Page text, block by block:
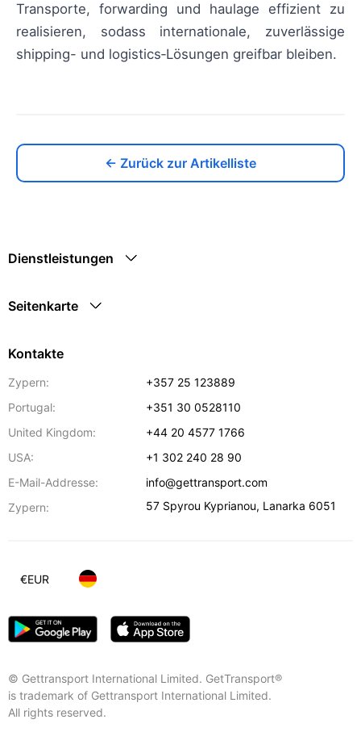
Transporte, forwarding und haulage effizient zu
realisieren, sodass internationale, zuverlässige
shipping- und logistics‑Lösungen greifbar bleiben.
← Zurück zur Artikelliste
Dienstleistungen
Seitenkarte
Kontakte
Zypern:
+357 25 123889
Portugal:
+351 30 0528110
United Kingdom:
+44 20 4577 1766
USA:
+1 302 240 28 90
E-Mail-Addresse:
info@gettransport.com
Zypern:
57 Spyrou Kyprianou, Lanarka 6051
© Gettransport International Limited. GetTransport®
is trademark of Gettransport International Limited.
All rights reserved.
€EUR